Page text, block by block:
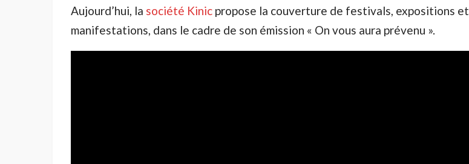
Aujourd’hui, la société Kinic propose la couverture de festivals, expositions et
manifestations, dans le cadre de son émission « On vous aura prévenu ».